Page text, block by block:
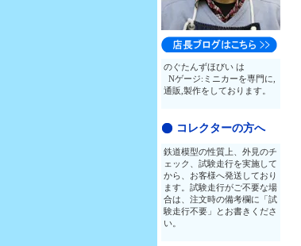
のぐたんずほびい は
Nゲージ:ミニカーを専門に,
通販,製作をしております。
コレクターの方へ
鉄道模型の性質上、外見のチ
ェック、試験走行を実施して
から、お客様へ発送しており
ます。試験走行がご不要な場
合は、注文時の備考欄に「試
験走行不要」とお書きくださ
い。